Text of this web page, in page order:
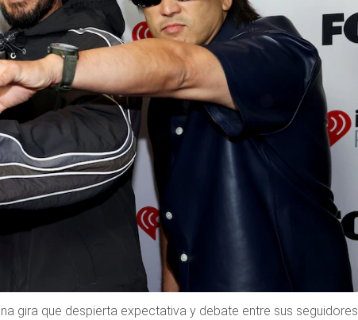
gira que despierta expectativa y debate entre sus seguidores